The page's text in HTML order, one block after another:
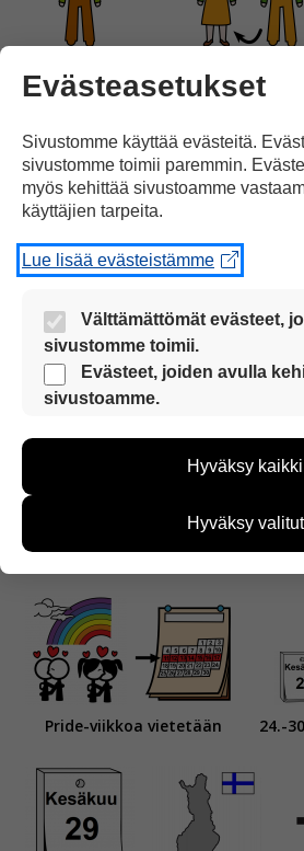
Tasa-arvo koskee myös
homoseksuaaleja
biseksuaaleja.
Pride-viikkoa vietetään 24.-
Evästeasetukset
Sivustomme käyttää evästeitä.
sivustomme toimii paremmin.
myös kehittää sivustoamme
käyttäjien tarpeita.
Lue lisää evästeistämme
Välttämättömät evästeet,
sivustomme toimii.
Nämä evästeet ovat aina
sivustoamme voi käyttää
Evästeet, joiden avulla
sivustoamme.
kehittää sivustoamme
kävijämääristä ja siitä, mitä sivuja
miten sivuilla liikutaan. Emme
Voit valita, hyväksytkö näiden
Hyväksy kaikki
Hyväksy valitut